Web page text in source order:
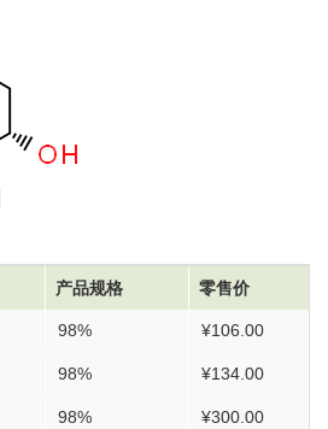
产品规格 零售价
98% ¥106.00
98% ¥134.00
98% ¥300.00